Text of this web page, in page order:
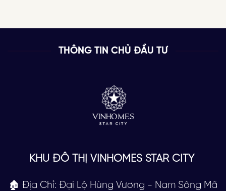
THÔNG TIN CHỦ ĐẦU TƯ
KHU ĐÔ THỊ VINHOMES STAR CITY
🏚 Địa Chỉ: Đại Lộ Hùng Vương - Nam Sông Mã